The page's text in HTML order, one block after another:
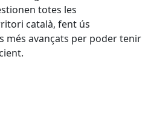
totes les
català, fent ús
més avançats per poder tenir